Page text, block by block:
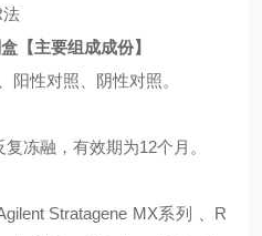
法
【主要组成成份】
阳性对照、阴性对照。
冻融，有效期为12个月。
Stratagene MX系列 、R